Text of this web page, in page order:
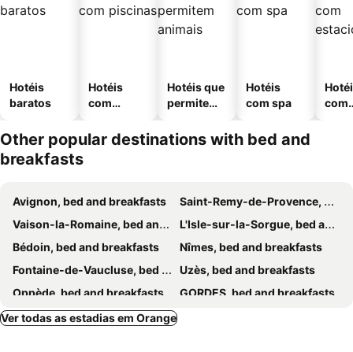
Hotéis
baratos
Hotéis
com
Hotéis que
permitem
Hotéis
com spa
com
Other popular destinations with bed and
breakfasts
Avignon, bed and breakfasts
Saint-Remy-de-Provence, bed and breakfasts
Vaison-la-Romaine, bed and breakfasts
L'Isle-sur-la-Sorgue, bed and breakfasts
Bédoin, bed and breakfasts
Nîmes, bed and breakfasts
Fontaine-de-Vaucluse, bed and breakfasts
Uzès, bed and breakfasts
Oppède, bed and breakfasts
GORDES, bed and breakfasts
Piolenc, bed and breakfasts
Ver todas as estadias em Orange